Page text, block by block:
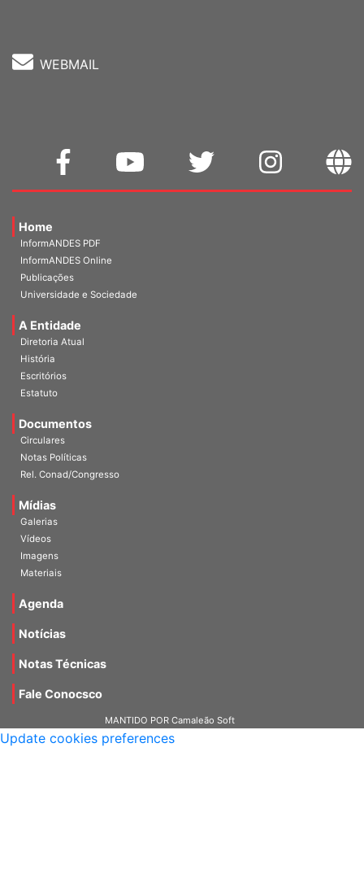
WEBMAIL
Home
InformANDES PDF
InformANDES Online
Publicações
Universidade e Sociedade
A Entidade
Diretoria Atual
História
Escritórios
Estatuto
Documentos
Circulares
Notas Políticas
Rel. Conad/Congresso
Mídias
Galerias
Vídeos
Imagens
Materiais
Agenda
Notícias
Notas Técnicas
Fale Conocsco
MANTIDO POR Camaleão Soft
Update cookies preferences